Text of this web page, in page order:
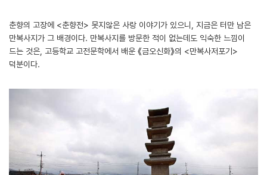
춘향의 고장에 <춘향전> 못지않은 사랑 이야기가 있으니, 지금은 터만 남은
만복사지가 그 배경이다. 만복사지를 방문한 적이 없는데도 익숙한 느낌이
드는 것은, 고등학교 고전문학에서 배운 《금오신화》의 <만복사저포기>
덕분이다.